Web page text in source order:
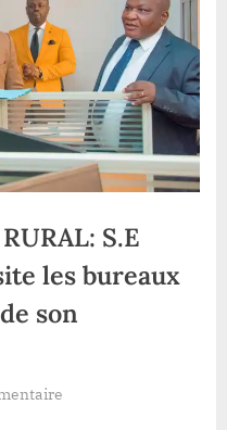
S.E
les bureaux
son